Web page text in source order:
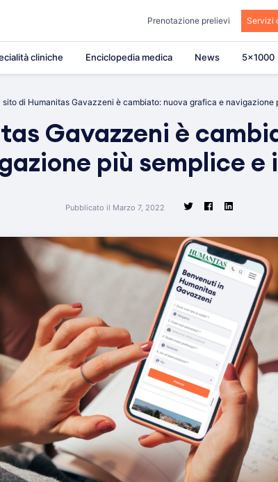
Prenotazione prelievi Servizi
cliniche Enciclopedia medica News 5×1000
sito di Humanitas Gavazzeni è cambiato: nuova grafica e navigazione
Gavazzeni è
più semplice
Pubblicato il Marzo 7, 2022